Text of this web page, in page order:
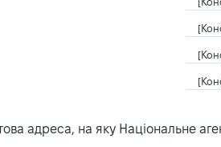
адреса, на яку Національне